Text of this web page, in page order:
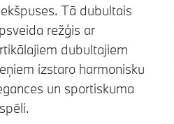
Tā dubultais
režģis ar
dubultajiem
izstaro harmonisku
un sportiskuma